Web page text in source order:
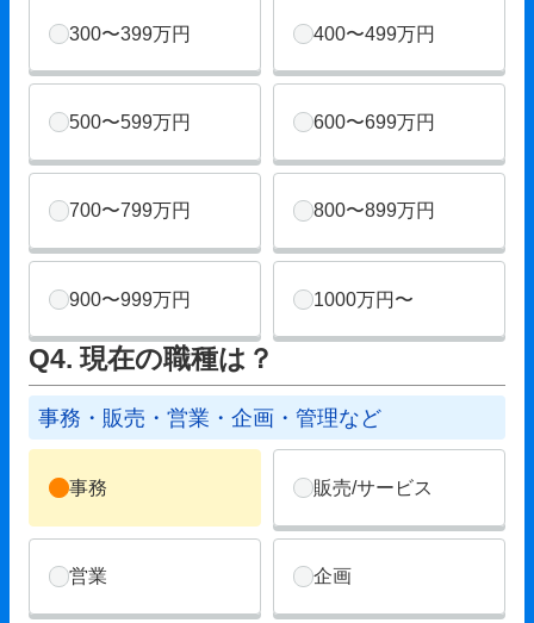
300〜399万円 400〜499万円
500〜599万円 600〜699万円
700〜799万円 800〜899万円
900〜999万円 1000万円〜
Q4. 現在の職種は？
事務・販売・営業・企画・管理など
事務 販売/サービス
営業 企画